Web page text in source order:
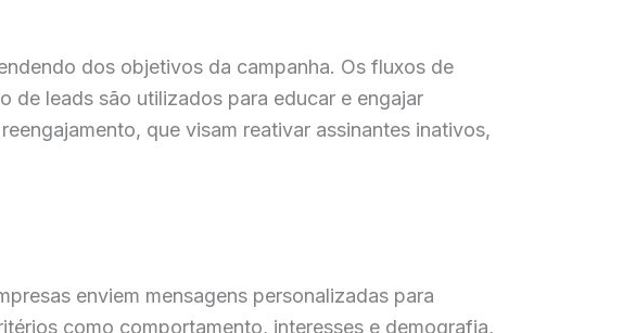
dos objetivos da campanha. Os fluxos de
de leads são utilizados para educar e engajar
que visam reativar assinantes inativos,
enviem mensagens personalizadas para
como comportamento, interesses e demografia,